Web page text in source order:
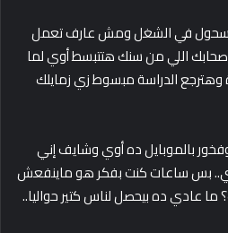
مسحول في الشغل ومش عارف تعمل
صحابك اللي من سنك هتتبسط أوي لما
الدراسة مبسوط زي زمايلك
بالموبايل ده أوي وشايف إني
بس ساعات كنت بفكر هو ماينفعش
عادي ده بيحصل لناس كتير حواليا..